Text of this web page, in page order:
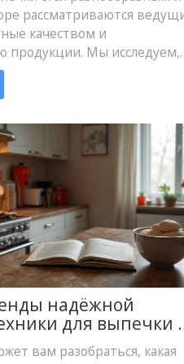
рассматриваются
качеством и
продукции. Мы исследуем,
бренд уникальным и как
идеальные блюда.
кондитеров.
помогут вам легко
надёжной
для выпечки
вам разобраться, какая